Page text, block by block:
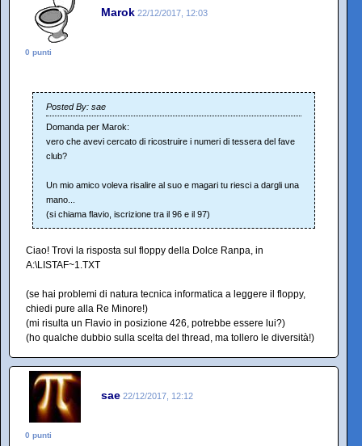
Marok 22/12/2017, 12:03
0 punti
Posted By: sae
Domanda per Marok:
vero che avevi cercato di ricostruire i numeri di tessera del fave
club?
Un mio amico voleva risalire al suo e magari tu riesci a dargli una
mano...
(si chiama flavio, iscrizione tra il 96 e il 97)
Ciao! Trovi la risposta sul floppy della Dolce Ranpa, in
A:\LISTAF~1.TXT
(se hai problemi di natura tecnica informatica a leggere il floppy,
chiedi pure alla Re Minore!)
(mi risulta un Flavio in posizione 426, potrebbe essere lui?)
(ho qualche dubbio sulla scelta del thread, ma tollero le diversità!)
sae 22/12/2017, 12:12
0 punti